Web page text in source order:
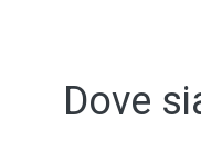
Dove